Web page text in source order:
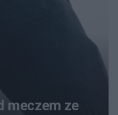
meczem ze